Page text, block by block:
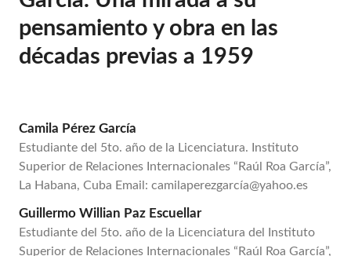
pensamiento y obra en las
décadas previas a 1959
Camila Pérez García
Estudiante del 5to. año de la Licenciatura. Instituto
Superior de Relaciones Internacionales “Raúl Roa García”,
La Habana, Cuba Email: camilaperezgarcía@yahoo.es
Guillermo Willian Paz Escuellar
Estudiante del 5to. año de la Licenciatura del Instituto
Superior de Relaciones Internacionales “Raúl Roa García”,